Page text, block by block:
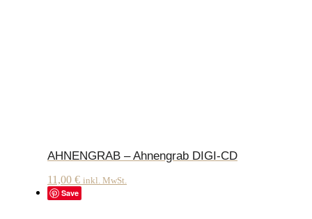
AHNENGRAB – Ahnengrab DIGI-CD
11,00 € inkl. MwSt.
Save